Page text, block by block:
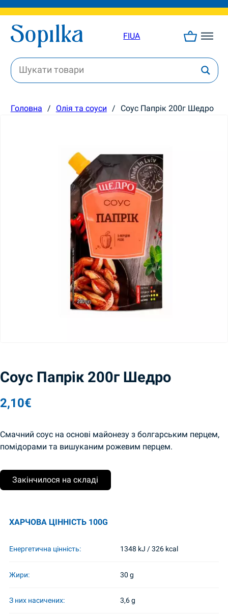
FIUA
Головна / Олія та соуси / Соус Папрік 200г Шедро
Соус Папрік 200г Шедро
2,10€
Смачний соус на основі майонезу з болгарським перцем,
помідорами та вишуканим рожевим перцем.
Закінчилося на складі
ХАРЧОВА ЦІННІСТЬ 100G
Енергетична цінність: 1348 kJ / 326 kcal
Жири: 30 g
З них насичених: 3,6 g